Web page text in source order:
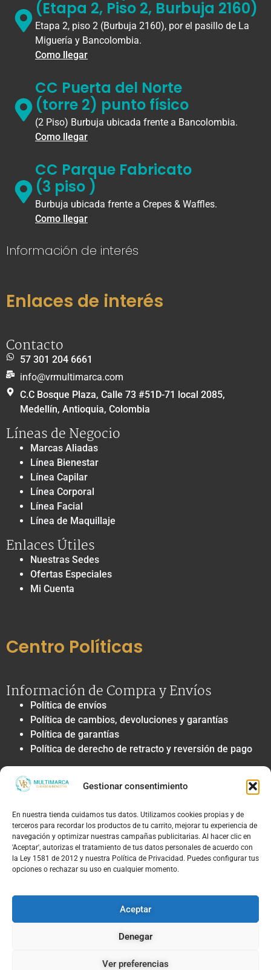
Gestionar consentimiento
En nuestra tienda cuidamos tus datos. Utilizamos cookies propias y de
terceros para recordar los productos de tu carrito, mejorar tu experiencia de
navegación y optimizar nuestras campañas publicitarias. Al hacer clic en
'Aceptar', autorizas el tratamiento de tus datos personales de acuerdo con
la Ley 1581 de 2012 y nuestra Política de Privacidad. Puedes configurar tus
opciones o rechazar su uso en cualquier momento.
Aceptar
Denegar
Ver preferencias
(Etapa 2, Piso 2, Burbuja 2160)
Etapa 2, piso 2 (Burbuja 2160), por el pasillo de La
Miguería y Bancolombia.
Como llegar
CC Puerta del Norte
(torre 2) punto físico
(2 Piso) Burbuja ubicada frente a Bancolombia.
Como llegar
CC Parque Fabricato
(3 piso )
Burbuja ubicada frente a Crepes & Waffles.
Como llegar
Información de interés
Enlaces de interés
Contacto
57 301 204 6661
info@vrmultimarca.com
C.C Bosque Plaza, Calle 73 #51D-71 local 2085,
Medellín, Antioquia, Colombia
Líneas de Negocio
Marcas Aliadas
Línea Bienestar
Línea Capilar
Línea Corporal
Línea Facial
Línea de Maquillaje
Enlaces Útiles
Nuestras Sedes
Ofertas Especiales
Mi Cuenta
Centro Políticas
Información de Compra y Envíos
Política de envíos
Política de cambios, devoluciones y garantías
Política de garantías
Política de derecho de retracto y reversión de pago
Privacidad y Tratamiento de Datos
Política de privacidad y tratamiento de datos
Autorización de contacto, marketing y
comunicaciones comerciales
Política de cookies
Términos Legales y Soporte
Política de PQRS y atención al cliente